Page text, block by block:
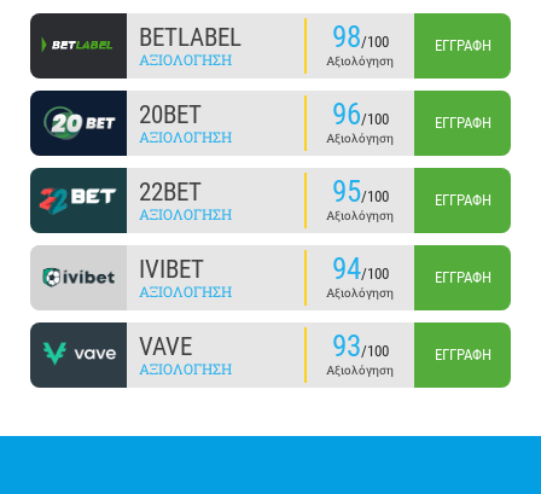
BETLABEL
ΑΞΙΟΛΌΓΗΣΗ
98/100
Αξιολόγηση
ΕΓΓΡΑΦΉ
20BET
ΑΞΙΟΛΌΓΗΣΗ
96/100
Αξιολόγηση
ΕΓΓΡΑΦΉ
22BET
ΑΞΙΟΛΌΓΗΣΗ
95/100
Αξιολόγηση
ΕΓΓΡΑΦΉ
IVIBET
ΑΞΙΟΛΌΓΗΣΗ
94/100
Αξιολόγηση
ΕΓΓΡΑΦΉ
VAVE
ΑΞΙΟΛΌΓΗΣΗ
93/100
Αξιολόγηση
ΕΓΓΡΑΦΉ